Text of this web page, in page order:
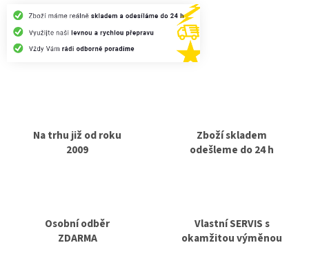
Na trhu již od roku
2009
Zboží skladem
odešleme do 24 h
Osobní odběr
ZDARMA
Vlastní SERVIS s
okamžitou výměnou